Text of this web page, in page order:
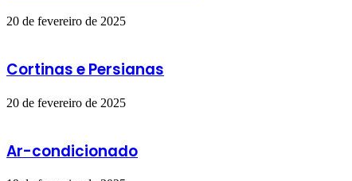
20 de fevereiro de 2025
Cortinas e Persianas
20 de fevereiro de 2025
Ar-condicionado